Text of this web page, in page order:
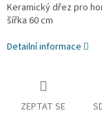
Keramický dřez pro
šířka 60 cm
Detailní informace
ZEPTAT SE